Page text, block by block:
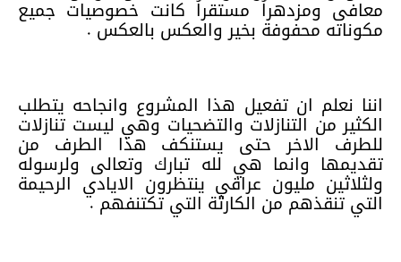
معافى ومزدهراُ مستقراُ كانت خصوصيات جميع
مكوناته محفوفة بخير والعكس بالعكس .
اننا نعلم ان تفعيل هذا المشروع وانجاحه يتطلب
الكثير من التنازلات والتضحيات وهي ليست تنازلات
للطرف الاخر حتى يستنكف هذا الطرف من
تقديمها وانما هي لله تبارك وتعالى ولرسوله
ولثلاثين مليون عراقي ينتظرون الايادي الرحيمة
التي تنقذهم من الكارثة التي تكتنفهم .